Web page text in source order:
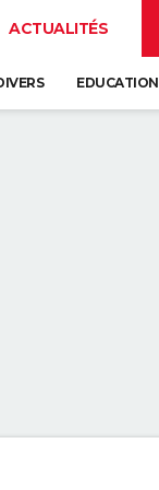
ACTUALITÉS
EDUCATION